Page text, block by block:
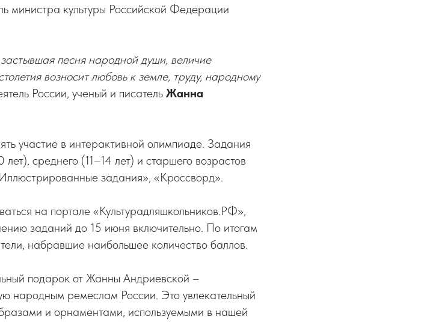
министра культуры Российской Федерации
песня народной души, величие
возносит любовь к земле, труду, народному
России, ученый и писатель Жанна
участие в интерактивной олимпиаде. Задания
среднего (11–14 лет) и старшего возрастов
задания», «Кроссворд».
на портале «Культурадляшкольников.РФ»,
заданий до 15 июня включительно. По итогам
набравшие наибольшее количество баллов.
подарок от Жанны Андриевской –
народным ремеслам России. Это увлекательный
и орнаментами, используемыми в нашей